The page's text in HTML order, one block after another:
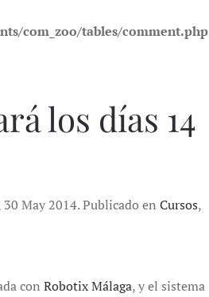
com_zoo/tables/comment.php
los días 14
May 2014. Publicado en Cursos,
con Robotix Málaga, y el sistema